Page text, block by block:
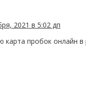
2021 в 5:02 дп
пробок онлайн